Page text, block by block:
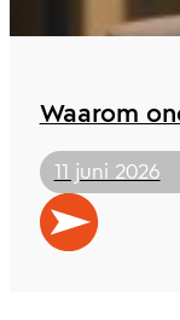
Waarom
11 juni 2026